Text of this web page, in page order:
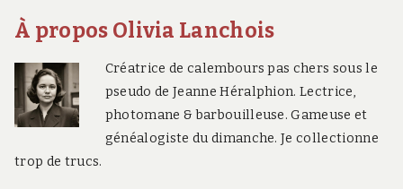
À propos Olivia Lanchois
Créatrice de calembours pas chers sous le
pseudo de Jeanne Héralphion. Lectrice,
photomane & barbouilleuse. Gameuse et
généalogiste du dimanche. Je collectionne
trop de trucs.